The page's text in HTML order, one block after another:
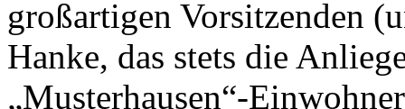
großartigen Vorsitzenden
Hanke, das stets die
„Musterhausen“-